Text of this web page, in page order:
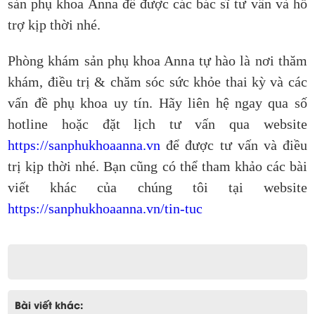
sản phụ khoa Anna để được các bác sĩ tư vấn và hỗ
trợ kịp thời nhé.
Phòng khám sản phụ khoa Anna tự hào là nơi thăm
khám, điều trị & chăm sóc sức khỏe thai kỳ và các
vấn đề phụ khoa uy tín. Hãy liên hệ ngay qua số
hotline hoặc đặt lịch tư vấn qua website
https://sanphukhoaanna.vn để được tư vấn và điều
trị kịp thời nhé. Bạn cũng có thể tham khảo các bài
viết khác của chúng tôi tại website
https://sanphukhoaanna.vn/tin-tuc
Bài viết khác: